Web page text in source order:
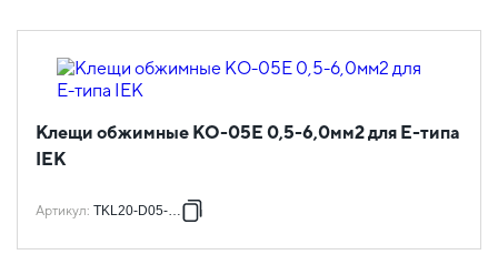
Клещи обжимные КО-05Е 0,5-6,0мм2 для Е-типа
IEK
Артикул: TKL20-D05-006